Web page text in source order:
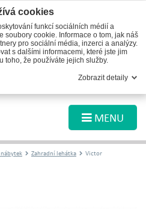
MENU
Zahradní lehátka Victor
cookies
funkcí sociálních médií a
soubory cookie. Informace o tom, jak náš
pro sociální média, inzerci a analýzy.
s dalšími informacemi, které jste jim
toho, že používáte jejich služby.
Zobrazit detaily